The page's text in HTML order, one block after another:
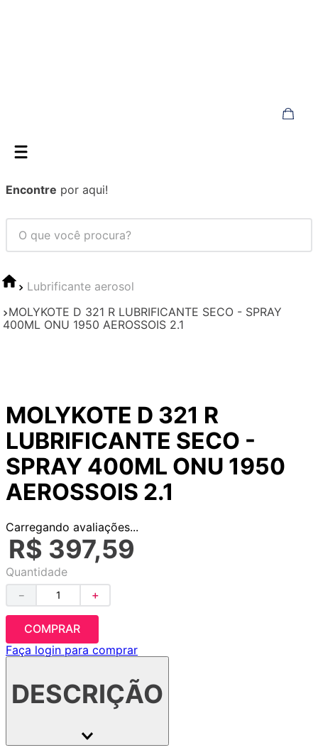
Encontre por aqui!
Lubrificante aerosol
MOLYKOTE D 321 R LUBRIFICANTE SECO - SPRAY
400ML ONU 1950 AEROSSOIS 2.1
MOLYKOTE D 321 R
LUBRIFICANTE SECO -
SPRAY 400ML ONU 1950
AEROSSOIS 2.1
Carregando avaliações...
R$ 397,59
Quantidade
＋
－
COMPRAR
Faça login para comprar
DESCRIÇÃO